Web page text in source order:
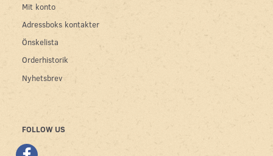
Mit konto
Adressboks kontakter
Önskelista
Orderhistorik
Nyhetsbrev
FOLLOW US